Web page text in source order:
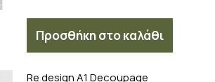
Προσθήκη στο καλάθι
Re design A1 Decoupage